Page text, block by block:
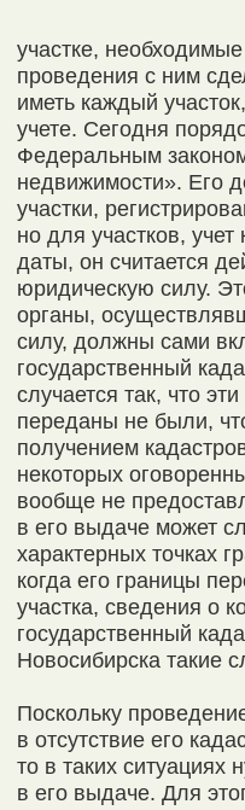
участке,
проведения с ним
иметь каждый
учете. Сегодня
Федеральным
недвижимости». Его
участки,
но для участков,
даты, он считается
юридическую силу.
органы,
силу, должны сами
государственный
случается так, что
переданы не были,
получением
некоторых
вообще не
в его выдаче может
характерных точках
когда его границы
участка, сведения о
государственный
Новосибирска такие
Поскольку
в отсутствие его
то в таких ситуациях
в его выдаче. Для